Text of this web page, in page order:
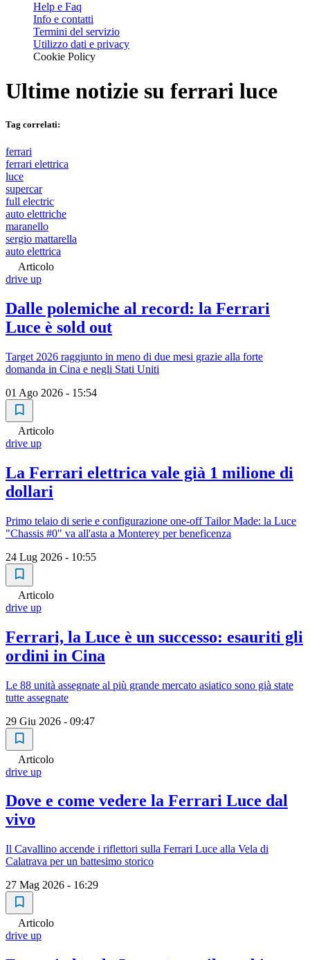
Help e Faq
Info e contatti
Termini del servizio
Utilizzo dati e privacy
Cookie Policy
Ultime notizie su ferrari luce
Tag correlati:
ferrari
ferrari elettrica
luce
supercar
full electric
auto elettriche
maranello
sergio mattarella
auto elettrica
Articolo
drive up
Dalle polemiche al record: la Ferrari
Luce è sold out
Target 2026 raggiunto in meno di due mesi grazie alla forte
domanda in Cina e negli Stati Uniti
01 Ago 2026 - 15:54
Articolo
drive up
La Ferrari elettrica vale già 1 milione di
dollari
Primo telaio di serie e configurazione one-off Tailor Made: la Luce
"Chassis #0" va all'asta a Monterey per beneficenza
24 Lug 2026 - 10:55
Articolo
drive up
Ferrari, la Luce è un successo: esauriti gli
ordini in Cina
Le 88 unità assegnate al più grande mercato asiatico sono già state
tutte assegnate
29 Giu 2026 - 09:47
Articolo
drive up
Dove e come vedere la Ferrari Luce dal
vivo
Il Cavallino accende i riflettori sulla Ferrari Luce alla Vela di
Calatrava per un battesimo storico
27 Mag 2026 - 16:29
Articolo
drive up